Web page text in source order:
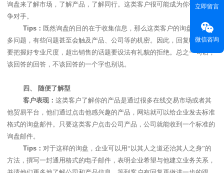
询盘来了解市场，了解产品，了解同行。这类客户很可能成为你强劲的竞
争对手。
Tips： 既然询盘的目的在于收集信息，那么这类客户的询盘会问很
多问题，有些问题甚至会触及产品、公司等的机密。因此，回复时，一定
要把握好专业尺度，超出销售的话题要设法有礼貌的拒绝。总之一句话，
该回答的回答，不该回答的一个字也别说。
四、
随便了解型
客户表现： 这类客户了解你的产品是通过很多在线交易市场或者其
他贸易平台，他们通过点击他感兴趣的产品，网站就可以给企业发去标准
格式的询盘邮件。只要这类客户点击公司产品，公司就能收到一个标准的
询盘邮件。
Tips： 对于这样的询盘，企业可以用“以其人之道还治其人之身”的
方法，撰写一封通用格式的电子邮件，表明企业希望与他建立业务关系，
立即留言
微信咨询